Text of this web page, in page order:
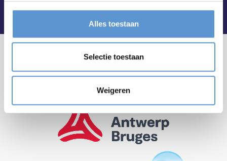
Alles toestaan
Selectie toestaan
Weigeren